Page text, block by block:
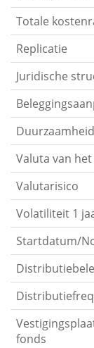
Totale
Replicatie
Juridische
Duurzaamheid
Valuta van
Valutarisico
Volatiliteit 1
Startdatum/
fonds